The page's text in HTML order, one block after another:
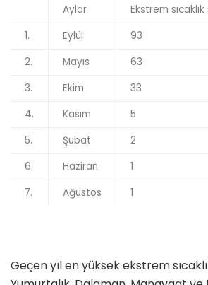
Aylar
Ekstrem sıcaklık
1.
Eylül
93
2.
Mayıs
63
3.
Ekim
33
4.
Kasım
5
5.
Şubat
2
6.
Haziran
1
7.
Ağustos 1
Geçen yıl en yüksek ekstrem